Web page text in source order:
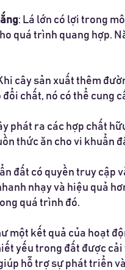
: Lá lớn có lợi trong
quá trình quang hợp.
cây sản xuất thêm
chất, nó có thể cung
phát ra các hợp chất
thức ăn cho vi khuẩn
đất có quyền truy cập
nhạy và hiệu quả
quá trình đó.
một kết quả của hoạt
yếu trong đất được
hỗ trợ sự phát triển